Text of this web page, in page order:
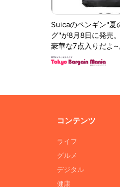
Suicaのペンギン"夏
グ"が8月8日に発売
豪華な7点入りだよ~
コンテンツ
ライフ
グルメ
デジタル
健康